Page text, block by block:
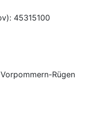
): 45315100
Vorpommern-Rügen